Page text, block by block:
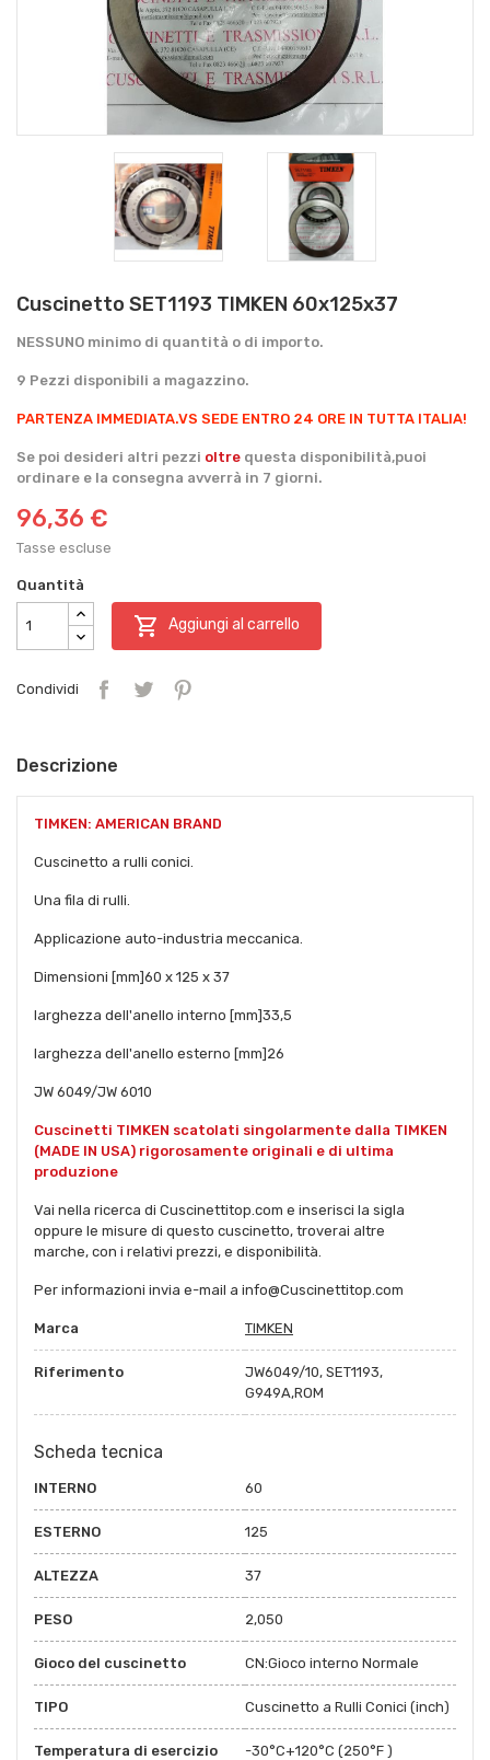
Cuscinetto SET1193 TIMKEN 60x125x37
NESSUNO minimo di quantità o di importo.
9 Pezzi disponibili a magazzino.
PARTENZA IMMEDIATA.VS SEDE ENTRO 24 ORE IN TUTTA ITALIA!
Se poi desideri altri pezzi oltre questa disponibilità,puoi
ordinare e la consegna avverrà in 7 giorni.
96,36 €
Tasse escluse
Quantità
 Aggiungi al carrello
Condividi
Descrizione
TIMKEN: AMERICAN BRAND
Cuscinetto a rulli conici.
Una fila di rulli.
Applicazione auto-industria meccanica.
Dimensioni [mm]60 x 125 x 37
larghezza dell'anello interno [mm]33,5
larghezza dell'anello esterno [mm]26
JW 6049/JW 6010
Cuscinetti TIMKEN scatolati singolarmente dalla TIMKEN
(MADE IN USA) rigorosamente originali e di ultima
produzione
Vai nella ricerca di Cuscinettitop.com e inserisci la sigla
oppure le misure di questo cuscinetto, troverai altre
marche, con i relativi prezzi, e disponibilità.
Per informazioni invia e-mail a info@Cuscinettitop.com
Marca TIMKEN
Riferimento
JW6049/10, SET1193,
G949A,ROM
Scheda tecnica
INTERNO 60
ESTERNO 125
ALTEZZA 37
PESO 2,050
Gioco del cuscinetto CN:Gioco interno Normale
TIPO Cuscinetto a Rulli Conici (inch)
Temperatura di esercizio
-30°C+120°C (250°F )